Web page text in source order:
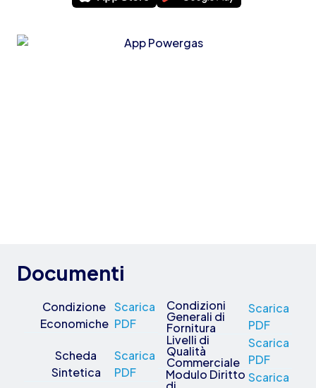
Documenti
Condizione
Economiche
Scarica
PDF
Scheda
Sintetica
Scarica
PDF
Condizioni
Generali di
Fornitura
Scarica
PDF
Livelli di
Qualità
Commerciale
Scarica
PDF
Modulo Diritto Scarica